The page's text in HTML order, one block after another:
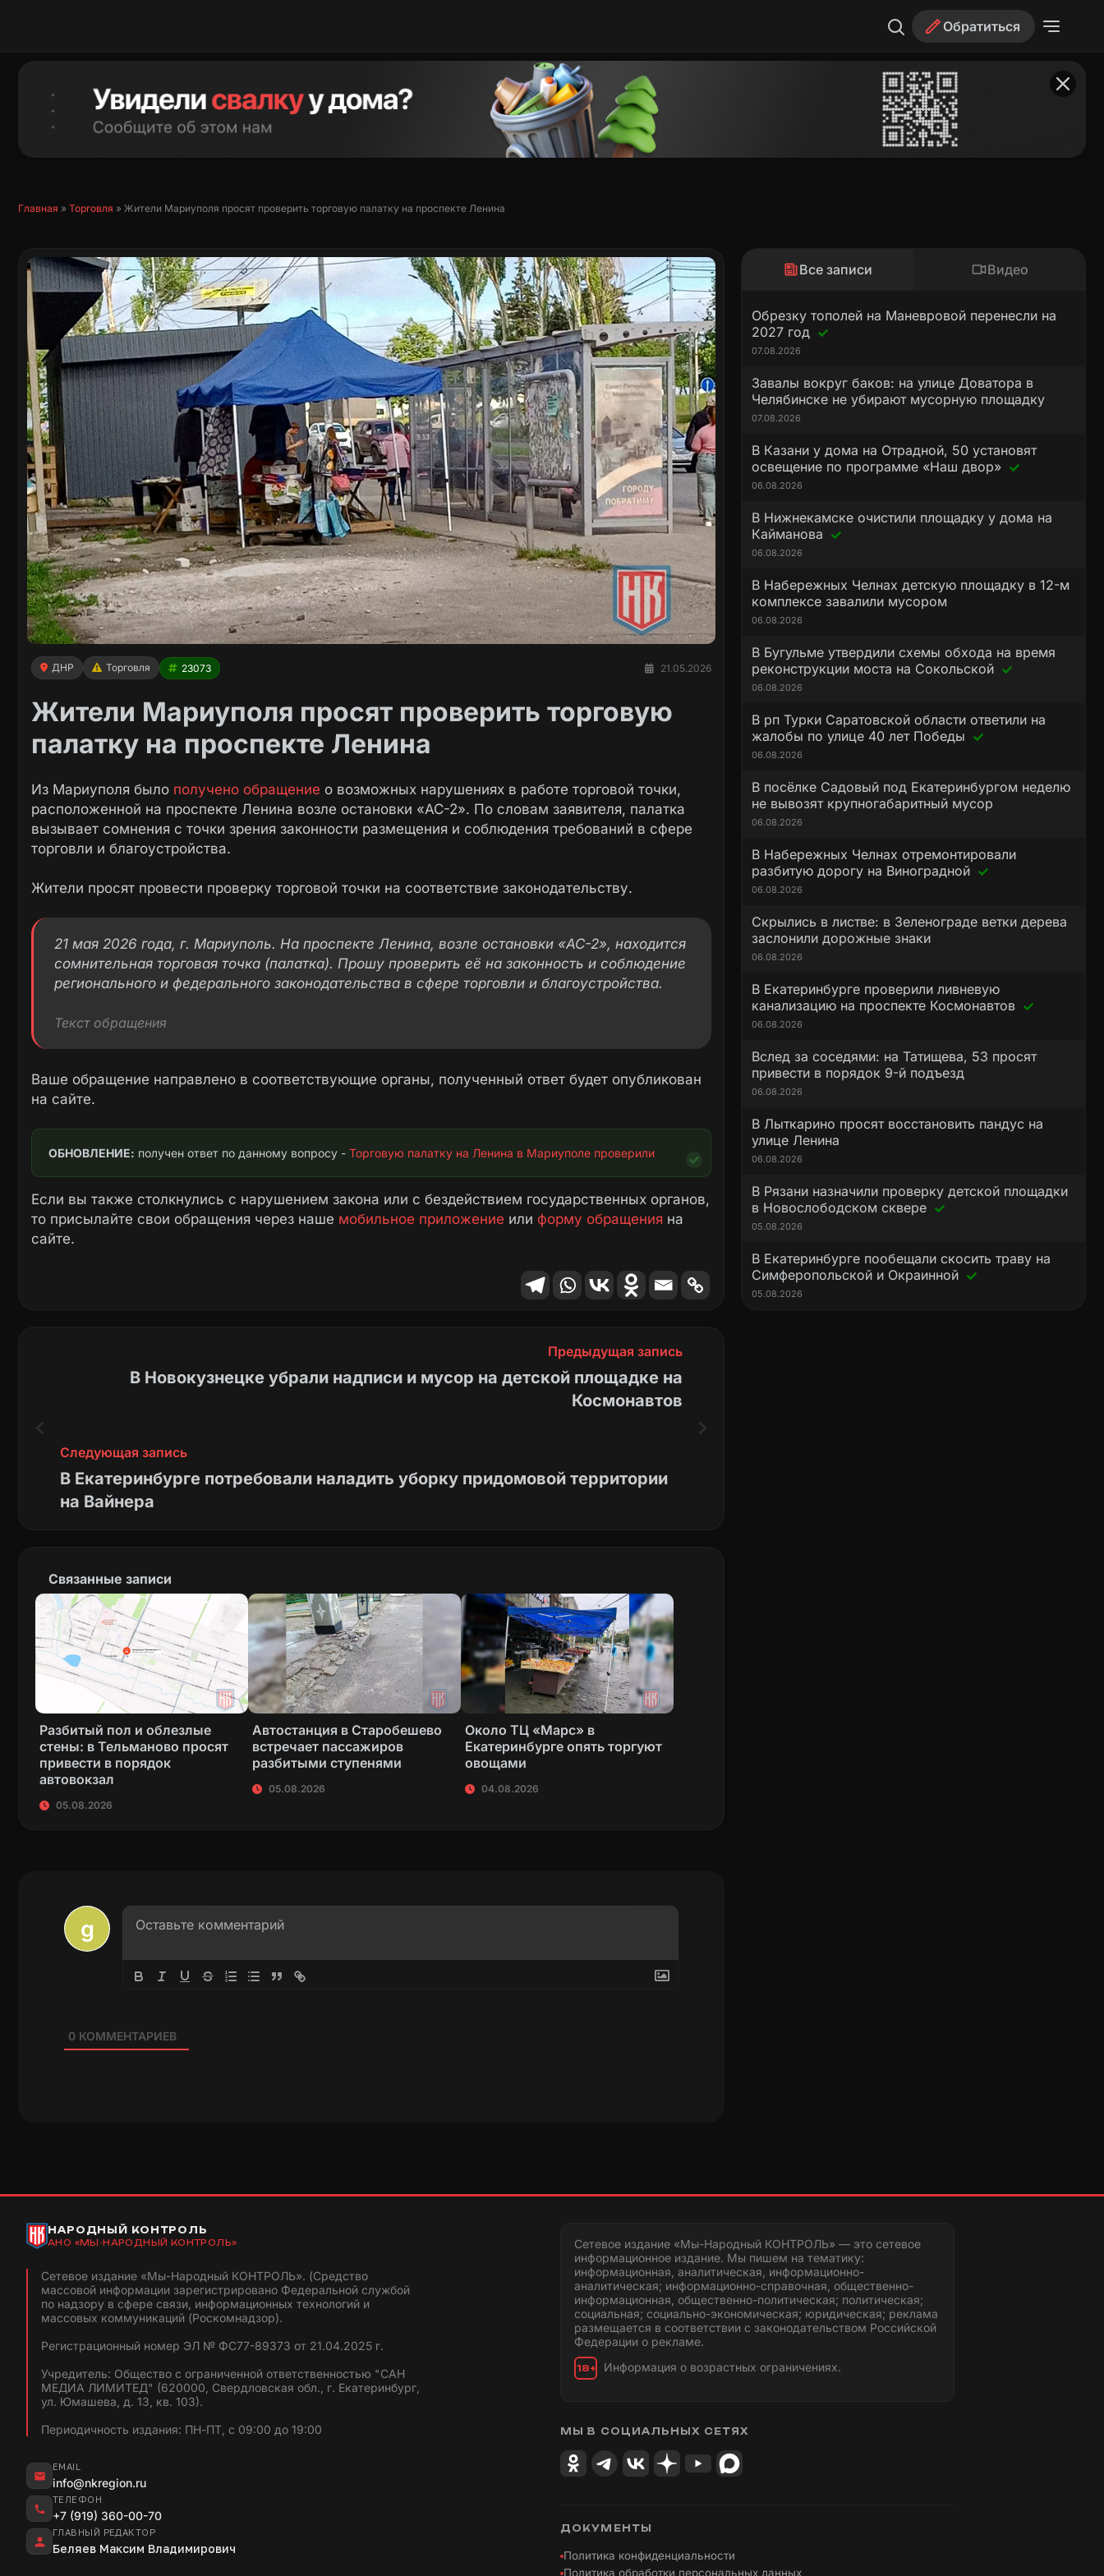
Обратиться
Главная » Торговля » Жители Мариуполя просят проверить торговую палатку на проспекте Ленина
ДНР Торговля 23073 21.05.2026
Жители Мариуполя просят проверить торговую
палатку на проспекте Ленина
Из Мариуполя было получено обращение о возможных нарушениях в работе торговой точки,
расположенной на проспекте Ленина возле остановки «АС-2». По словам заявителя, палатка
вызывает сомнения с точки зрения законности размещения и соблюдения требований в сфере
торговли и благоустройства.
Жители просят провести проверку торговой точки на соответствие законодательству.
21 мая 2026 года, г. Мариуполь. На проспекте Ленина, возле остановки «АС-2», находится
сомнительная торговая точка (палатка). Прошу проверить её на законность и соблюдение
регионального и федерального законодательства в сфере торговли и благоустройства.
Текст обращения
Ваше обращение направлено в соответствующие органы, полученный ответ будет опубликован
на сайте.
ОБНОВЛЕНИЕ: получен ответ по данному вопросу - Торговую палатку на Ленина в Мариуполе проверили
Если вы также столкнулись с нарушением закона или с бездействием государственных органов,
то присылайте свои обращения через наше мобильное приложение или форму обращения на
сайте.
Предыдущая запись
В Новокузнецке убрали надписи и мусор на детской площадке на
Космонавтов
Следующая запись
В Екатеринбурге потребовали наладить уборку придомовой территории
на Вайнера
Связанные записи
Разбитый пол и облезлые
стены: в Тельманово просят
привести в порядок
автовокзал
05.08.2026
Автостанция в Старобешево
встречает пассажиров
разбитыми ступенями
05.08.2026
Около ТЦ «Марс» в
Екатеринбурге опять торгуют
овощами
04.08.2026
0КОММЕНТАРИЕВ
Все записи Видео
Обрезку тополей на Маневровой перенесли на
2027 год
07.08.2026
Завалы вокруг баков: на улице Доватора в
Челябинске не убирают мусорную площадку
07.08.2026
В Казани у дома на Отрадной, 50 установят
освещение по программе «Наш двор»
06.08.2026
В Нижнекамске очистили площадку у дома на
Кайманова
06.08.2026
В Набережных Челнах детскую площадку в 12-м
комплексе завалили мусором
06.08.2026
В Бугульме утвердили схемы обхода на время
реконструкции моста на Сокольской
06.08.2026
В рп Турки Саратовской области ответили на
жалобы по улице 40 лет Победы
06.08.2026
В посёлке Садовый под Екатеринбургом неделю
не вывозят крупногабаритный мусор
06.08.2026
В Набережных Челнах отремонтировали
разбитую дорогу на Виноградной
06.08.2026
Скрылись в листве: в Зеленограде ветки дерева
заслонили дорожные знаки
06.08.2026
В Екатеринбурге проверили ливневую
канализацию на проспекте Космонавтов
06.08.2026
Вслед за соседями: на Татищева, 53 просят
привести в порядок 9-й подъезд
06.08.2026
В Лыткарино просят восстановить пандус на
улице Ленина
06.08.2026
В Рязани назначили проверку детской площадки
в Новослободском сквере
05.08.2026
В Екатеринбурге пообещали скосить траву на
Симферопольской и Окраинной
05.08.2026
НАРОДНЫЙ КОНТРОЛЬ
АНО «МЫ-НАРОДНЫЙ КОНТРОЛЬ»
Сетевое издание «Мы-Народный КОНТРОЛЬ». (Средство
массовой информации зарегистрировано Федеральной службой
по надзору в сфере связи, информационных технологий и
массовых коммуникаций (Роскомнадзор).
Регистрационный номер ЭЛ № ФС77-89373 от 21.04.2025 г.
Учредитель: Общество с ограниченной ответственностью "САН
МЕДИА ЛИМИТЕД" (620000, Свердловская обл., г. Екатеринбург,
ул. Юмашева, д. 13, кв. 103).
Периодичность издания: ПН-ПТ, с 09:00 до 19:00
EMAIL
info@nkregion.ru
ТЕЛЕФОН
+7 (919) 360-00-70
ГЛАВНЫЙ РЕДАКТОР
Беляев Максим Владимирович
Сетевое издание «Мы-Народный КОНТРОЛЬ» — это сетевое
информационное издание. Мы пишем на тематику:
информационная, аналитическая, информационно-
аналитическая; информационно-справочная, общественно-
информационная, общественно-политическая; политическая;
социальная; социально-экономическая; юридическая; реклама
размещается в соответствии с законодательством Российской
Федерации о рекламе.
18+ Информация о возрастных ограничениях.
МЫ В СОЦИАЛЬНЫХ СЕТЯХ
ДОКУМЕНТЫ
Политика конфиденциальности
Политика обработки персональных данных